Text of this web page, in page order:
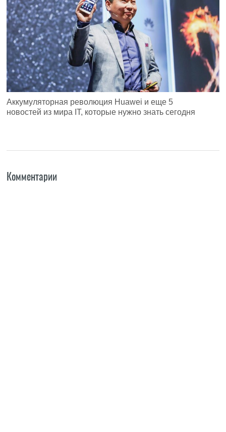
Аккумуляторная революция Huawei и еще 5
новостей из мира IT, которые нужно знать сегодня
Комментарии